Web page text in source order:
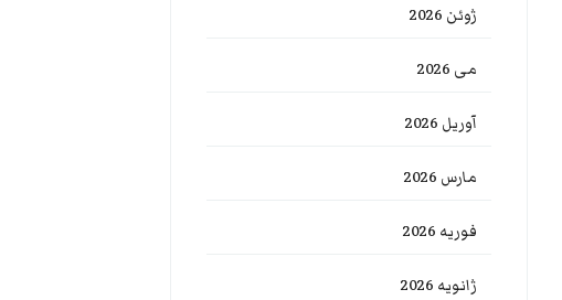
ژوئن 2026
می 2026
آوریل 2026
مارس 2026
فوریه 2026
ژانویه 2026